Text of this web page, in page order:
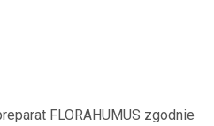
FLORAHUMUS zgodnie